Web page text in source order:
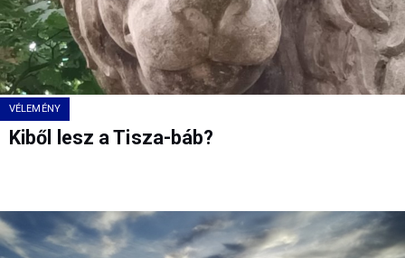
VÉLEMÉNY
Kiből lesz a Tisza-báb?